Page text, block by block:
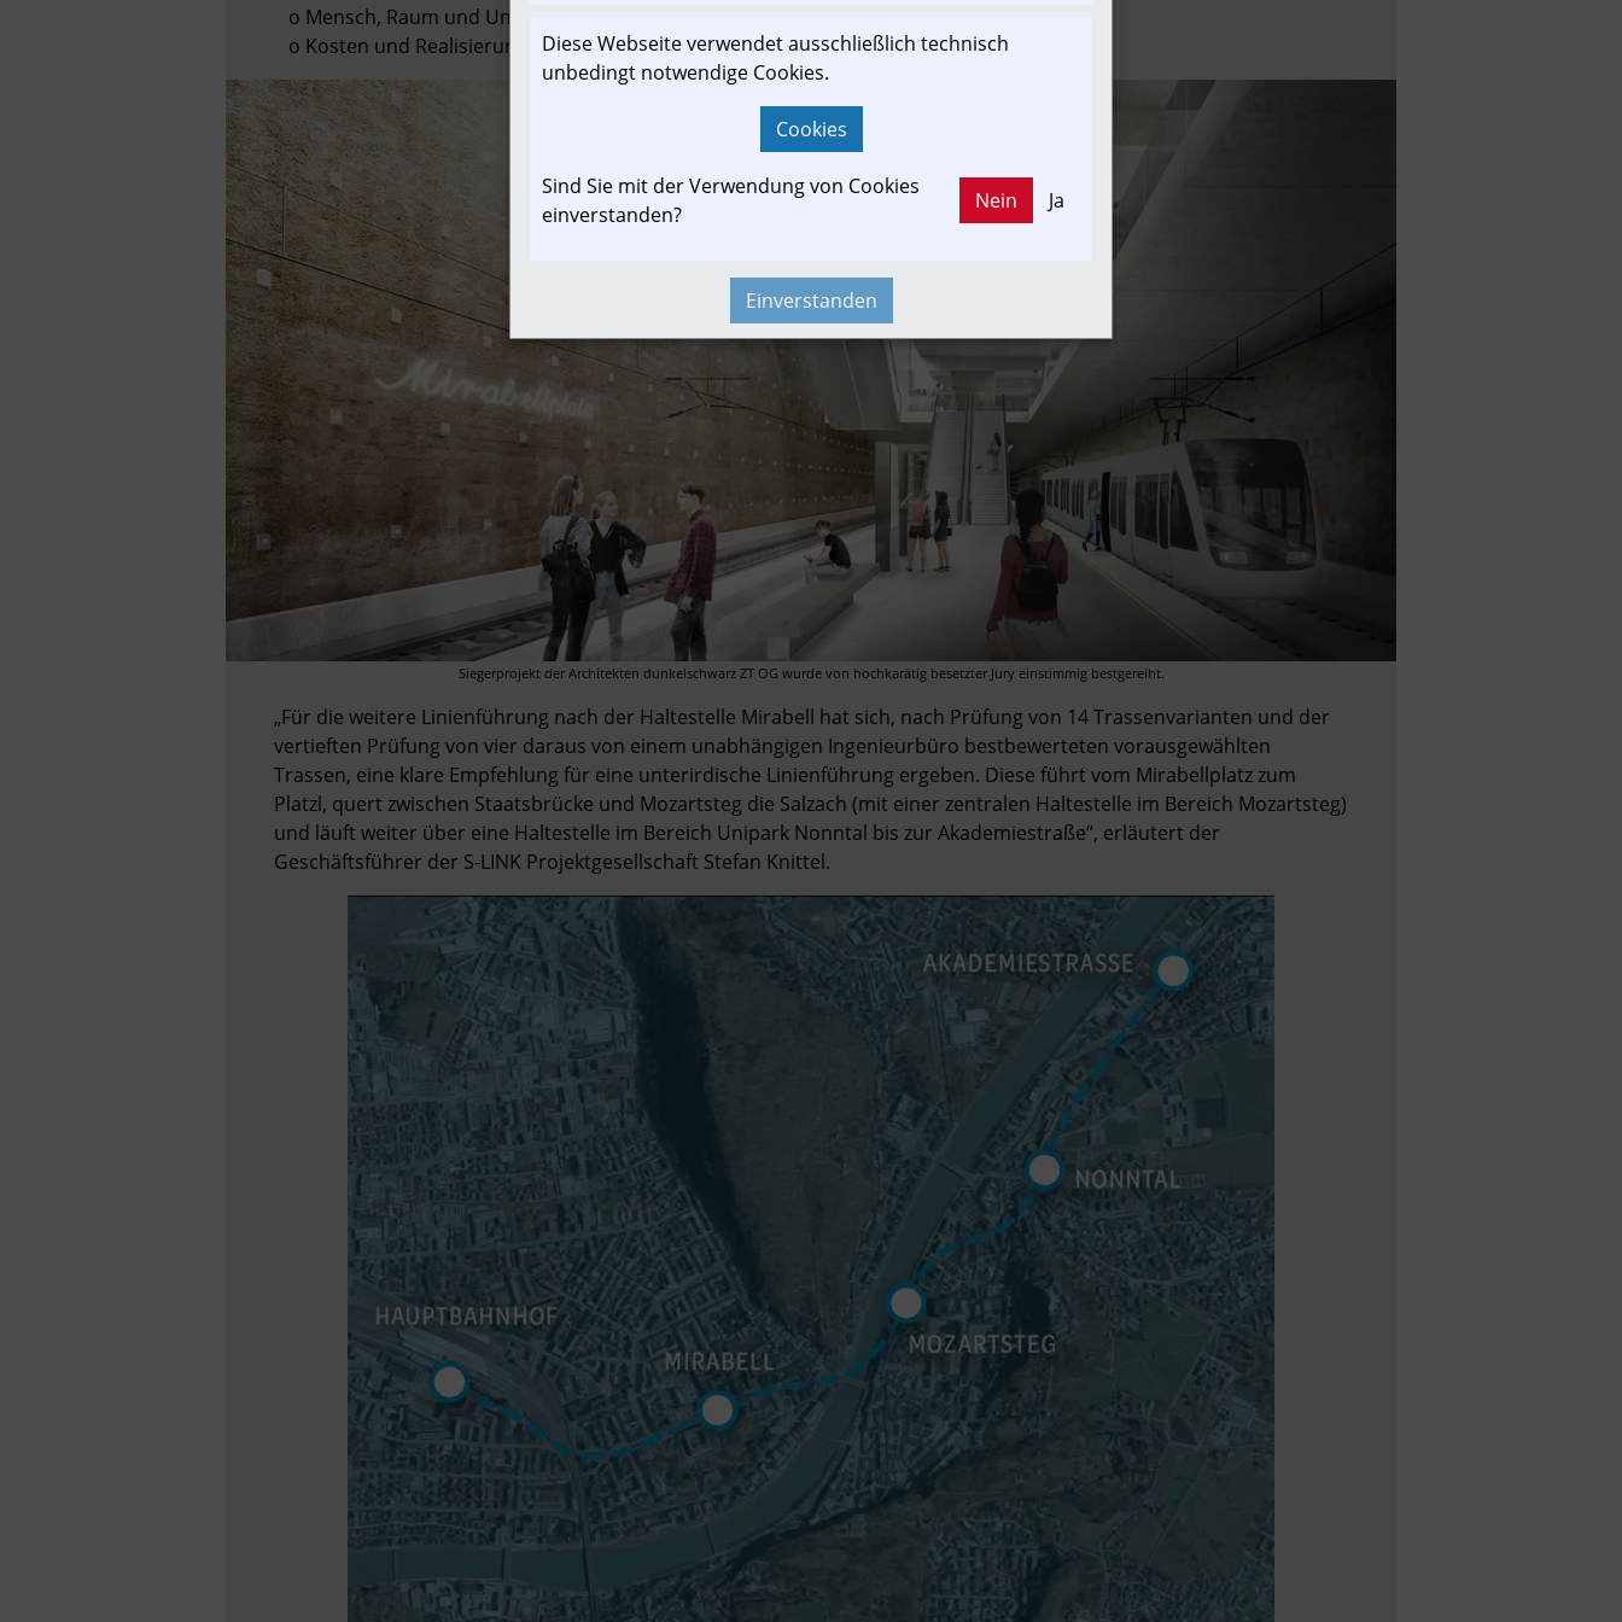
   o Kosten und Realisierung
Siegerprojekt der Architekten dunkelschwarz ZT OG wurde von hochkarätig besetzter Jury einstimmig bestgereiht.
„Für die weitere Linienführung nach der Haltestelle Mirabell hat sich, nach Prüfung von 14 Trassenvarianten und der
vertieften Prüfung von vier daraus von einem unabhängigen Ingenieurbüro bestbewerteten vorausgewählten
Trassen, eine klare Empfehlung für eine unterirdische Linienführung ergeben. Diese führt vom Mirabellplatz zum
Platzl, quert zwischen Staatsbrücke und Mozartsteg die Salzach (mit einer zentralen Haltestelle im Bereich Mozartsteg)
und läuft weiter über eine Haltestelle im Bereich Unipark Nonntal bis zur Akademiestraße“, erläutert der
Geschäftsführer der S-LINK Projektgesellschaft Stefan Knittel.
Diese Webseite verwendet ausschließlich technisch
unbedingt notwendige Cookies.
Cookies
Sind Sie mit der Verwendung von Cookies
einverstanden?
Nein Ja
Einverstanden